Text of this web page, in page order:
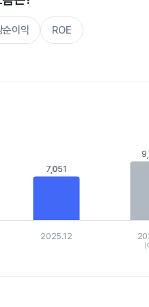
순이익 ROE
displaying values. Data
7,051
7,051
2025.12
(